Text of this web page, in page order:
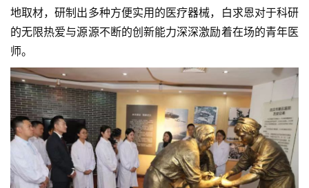
医
师
风
采
健
康
普
登录 注册
地取材，研制出多种方便实用的医疗器械，白求恩对于科研
的无限热爱与源源不断的创新能力深深激励着在场的青年医
师。